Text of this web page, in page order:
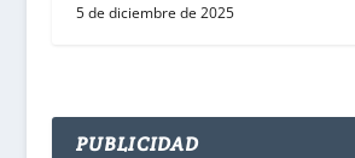
5 de diciembre de 2025
PUBLICIDAD